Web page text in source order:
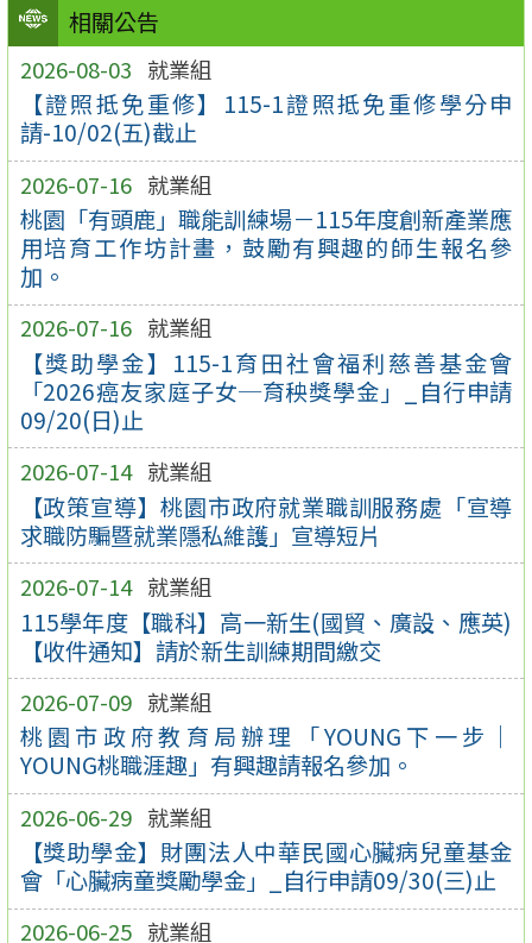
相關公告
2026-08-03 就業組
【證照抵免重修】115-1證照抵免重修學分申
請-10/02(五)截止
2026-07-16 就業組
桃園「有頭鹿」職能訓練場－115年度創新產業應
用培育工作坊計畫，鼓勵有興趣的師生報名參
加。
2026-07-16 就業組
【獎助學金】115-1育田社會福利慈善基金會
「2026癌友家庭子女─育秧獎學金」_自行申請
09/20(日)止
2026-07-14 就業組
【政策宣導】桃園市政府就業職訓服務處「宣導
求職防騙暨就業隱私維護」宣導短片
2026-07-14 就業組
115學年度【職科】高一新生(國貿、廣設、應英)
【收件通知】請於新生訓練期間繳交
2026-07-09 就業組
桃園市政府教育局辦理「YOUNG下一步｜
YOUNG桃職涯趣」有興趣請報名參加。
2026-06-29 就業組
【獎助學金】財團法人中華民國心臟病兒童基金
會「心臟病童獎勵學金」_自行申請09/30(三)止
2026-06-25 就業組